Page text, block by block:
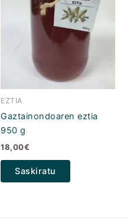
EZTIA
Gaztainondoaren eztia
950 g
18,00€
Saskiratu